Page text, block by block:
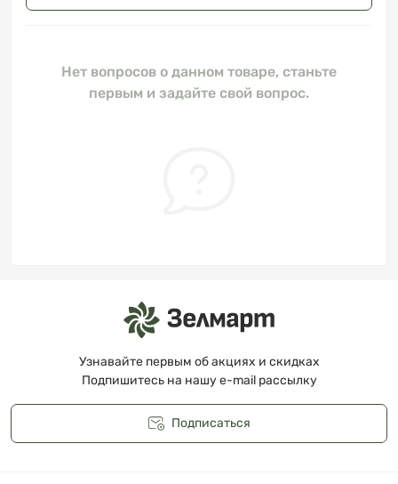
Нет вопросов о данном товаре, станьте
первым и задайте свой вопрос.
Узнавайте первым об акциях и скидках
Подпишитесь на нашу e-mail рассылку
Подписаться